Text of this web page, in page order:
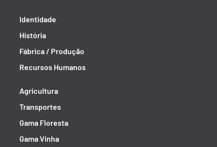
Identidade
História
Fábrica / Produção
Recursos Humanos
Agricultura
Transportes
Gama Floresta
Gama Vinha